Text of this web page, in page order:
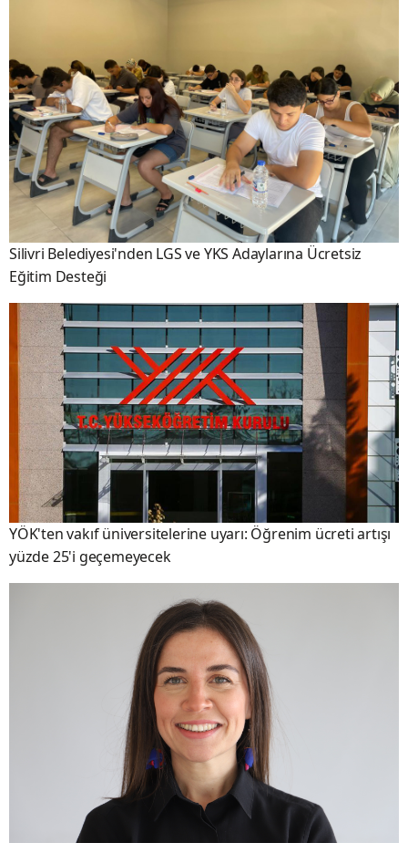
Silivri Belediyesi'nden LGS ve YKS Adaylarına Ücretsiz
Eğitim Desteği
YÖK'ten vakıf üniversitelerine uyarı: Öğrenim ücreti artışı
yüzde 25'i geçemeyecek